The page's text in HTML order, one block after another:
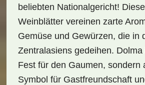
beliebten Nationalgericht!
Weinblätter vereinen zarte
Gemüse und Gewürzen, die in
Zentralasiens gedeihen.
Fest für den Gaumen, sondern
Symbol für Gastfreundschaft